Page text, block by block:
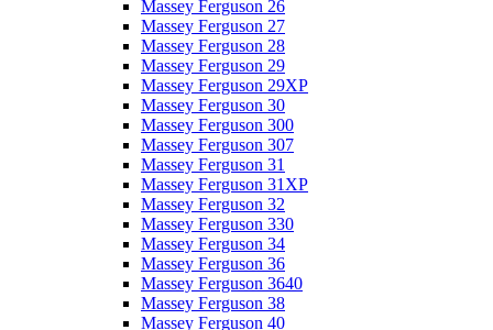
Massey Ferguson 26
Massey Ferguson 27
Massey Ferguson 28
Massey Ferguson 29
Massey Ferguson 29XP
Massey Ferguson 30
Massey Ferguson 300
Massey Ferguson 307
Massey Ferguson 31
Massey Ferguson 31XP
Massey Ferguson 32
Massey Ferguson 330
Massey Ferguson 34
Massey Ferguson 36
Massey Ferguson 3640
Massey Ferguson 38
Massey Ferguson 40